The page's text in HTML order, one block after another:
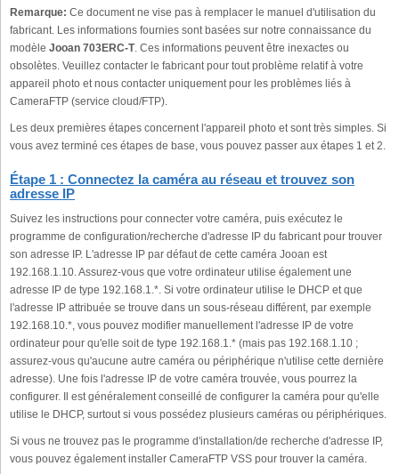
Remarque: Ce document ne vise pas à remplacer le manuel d'utilisation du
fabricant. Les informations fournies sont basées sur notre connaissance du
modèle Jooan 703ERC-T. Ces informations peuvent être inexactes ou
obsolètes. Veuillez contacter le fabricant pour tout problème relatif à votre
appareil photo et nous contacter uniquement pour les problèmes liés à
CameraFTP (service cloud/FTP).
Les deux premières étapes concernent l'appareil photo et sont très simples. Si
vous avez terminé ces étapes de base, vous pouvez passer aux étapes 1 et 2.
Étape 1 : Connectez la caméra au réseau et trouvez son
adresse IP
Suivez les instructions pour connecter votre caméra, puis exécutez le
programme de configuration/recherche d'adresse IP du fabricant pour trouver
son adresse IP. L'adresse IP par défaut de cette caméra Jooan est
192.168.1.10. Assurez-vous que votre ordinateur utilise également une
adresse IP de type 192.168.1.*. Si votre ordinateur utilise le DHCP et que
l'adresse IP attribuée se trouve dans un sous-réseau différent, par exemple
192.168.10.*, vous pouvez modifier manuellement l'adresse IP de votre
ordinateur pour qu'elle soit de type 192.168.1.* (mais pas 192.168.1.10 ;
assurez-vous qu'aucune autre caméra ou périphérique n'utilise cette dernière
adresse). Une fois l'adresse IP de votre caméra trouvée, vous pourrez la
configurer. Il est généralement conseillé de configurer la caméra pour qu'elle
utilise le DHCP, surtout si vous possédez plusieurs caméras ou périphériques.
Si vous ne trouvez pas le programme d'installation/de recherche d'adresse IP,
vous pouvez également installer CameraFTP VSS pour trouver la caméra.